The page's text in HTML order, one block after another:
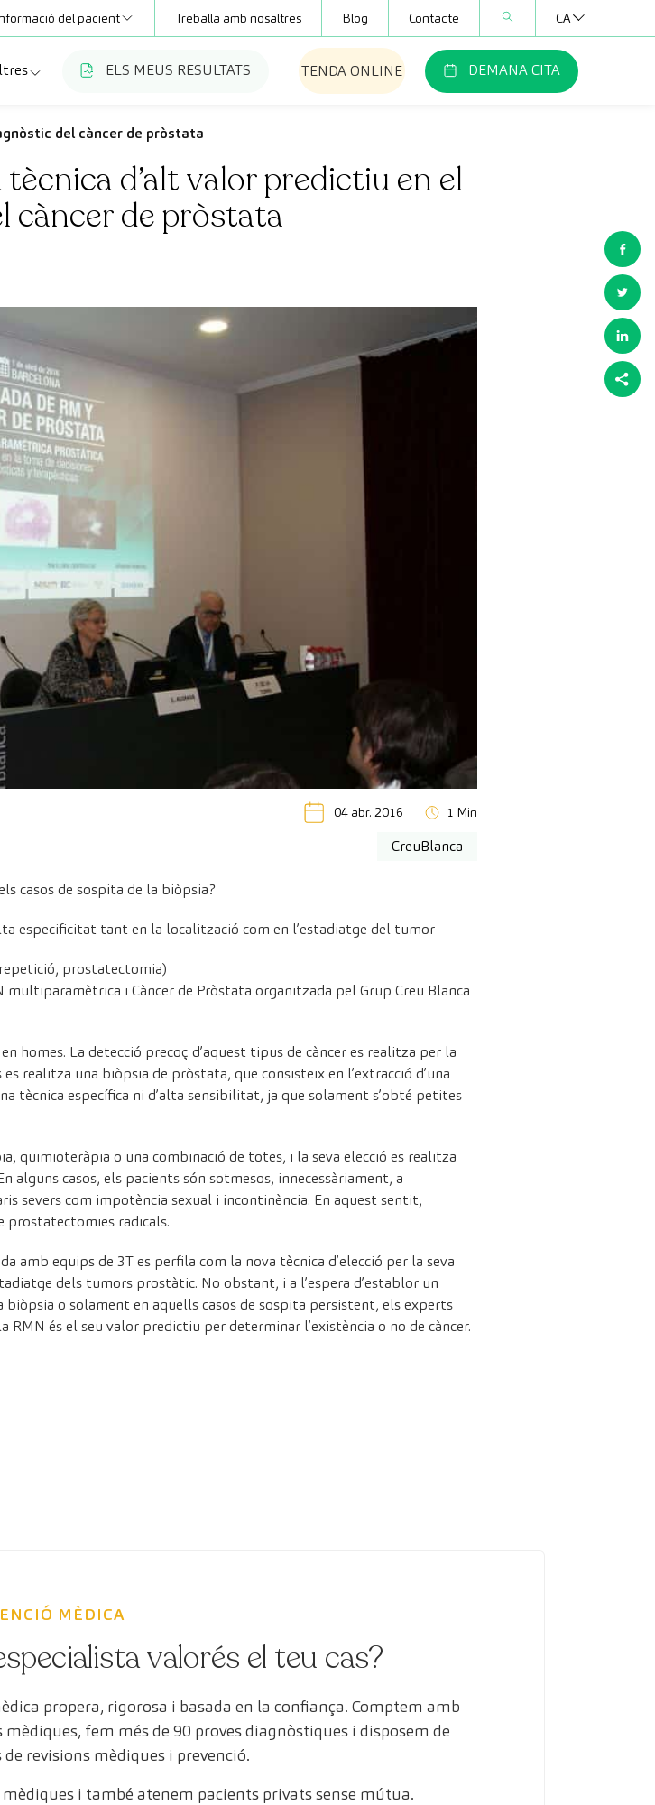
del pacient
Mútues
Club CreuBlanca
Treballa amb nosaltres Blog Contacte CA
som
amb nosaltres
freqüents
ELS MEUS RESULTATS TENDA ONLINE DEMANA CITA
del càncer de pròstata
d’alt valor predictiu en el
càncer de pròstata
04 abr. 2016 1 Min
CreuBlanca
casos de sospita de la biòpsia?
especificitat tant en la localització com en l’estadiatge del tumor
prostatectomia)
i Càncer de Pròstata organitzada pel Grup Creu Blanca
homes. La detecció precoç d’aquest tipus de càncer es realitza per la
realitza una biòpsia de pròstata, que consisteix en l’extracció d’una
tècnica específica ni d’alta sensibilitat, ja que solament s’obté petites
quimioteràpia o una combinació de totes, i la seva elecció es realitza
alguns casos, els pacients són sotmesos, innecessàriament, a
severs com impotència sexual i incontinència. En aquest sentit,
prostatectomies radicals.
equips de 3T es perfila com la nova tècnica d’elecció per la seva
dels tumors prostàtic. No obstant, i a l’espera d’establor un
biòpsia o solament en aquells casos de sospita persistent, els experts
és el seu valor predictiu per determinar l’existència o no de càncer.
MÈDICA
valorés el teu cas?
propera, rigorosa i basada en la confiança. Comptem amb
fem més de 90 proves diagnòstiques i disposem de
revisions mèdiques i prevenció.
i també atenem pacients privats sense mútua.